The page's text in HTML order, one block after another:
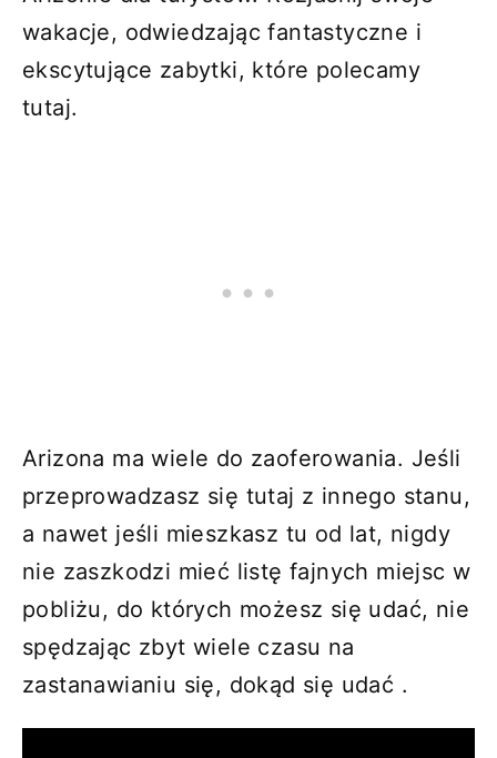
wakacje, odwiedzając fantastyczne i
ekscytujące zabytki, które polecamy
tutaj.
Arizona ma wiele do zaoferowania. Jeśli
przeprowadzasz się tutaj z innego stanu,
a nawet jeśli mieszkasz tu od lat, nigdy
nie zaszkodzi mieć listę fajnych miejsc w
pobliżu, do których możesz się udać, nie
spędzając zbyt wiele czasu na
zastanawianiu się, dokąd się udać .